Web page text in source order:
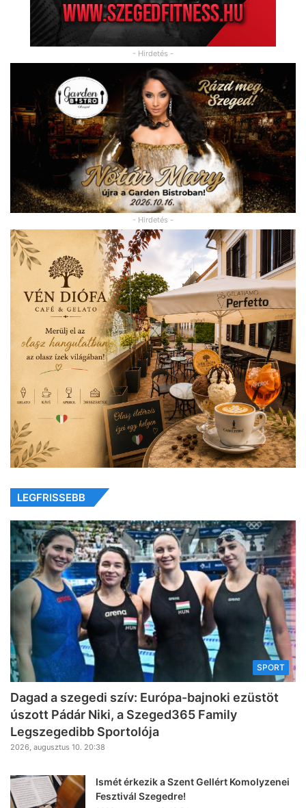
- Hirdetés -
- Hirdetés -
LEGFRISSEBB
SPORT
Dagad a szegedi szív: Európa-bajnoki ezüstöt
úszott Pádár Niki, a Szeged365 Family
Legszegedibb Sportolója
2026, augusztus 10. 20:38
Ismét érkezik a Szent Gellért Komolyzenei
Fesztivál Szegedre!